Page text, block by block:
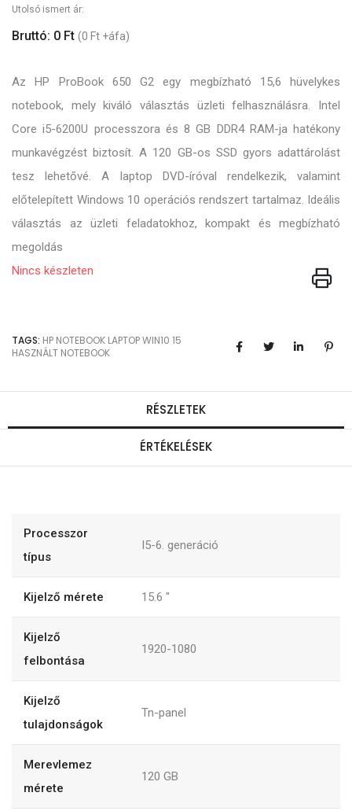
Utolsó ismert ár:
Bruttó: 0 Ft (0 Ft +áfa)
Az HP ProBook 650 G2 egy megbízható 15,6 hüvelykes
notebook, mely kiváló választás üzleti felhasználásra. Intel
Core i5-6200U processzora és 8 GB DDR4 RAM-ja hatékony
munkavégzést biztosít. A 120 GB-os SSD gyors adattárolást
tesz lehetővé. A laptop DVD-íróval rendelkezik, valamint
előtelepített Windows 10 operációs rendszert tartalmaz. Ideális
választás az üzleti feladatokhoz, kompakt és megbízható
megoldás
Nincs készleten
TAGS: HP NOTEBOOK LAPTOPWIN10 15
HASZNÁLT NOTEBOOK
RÉSZLETEK
ÉRTÉKELÉSEK
Processzor
típus
I5-6. generáció
Kijelző mérete 15.6 "
Kijelző
felbontása
1920-1080
Kijelző
tulajdonságok
Tn-panel
Merevlemez
mérete
120 GB